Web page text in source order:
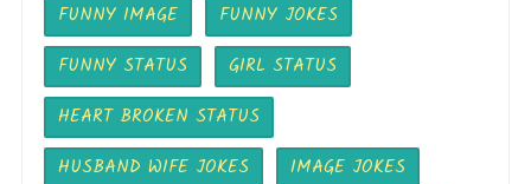
FUNNY IMAGE
FUNNY JOKES
FUNNY STATUS
GIRL STATUS
HEART BROKEN STATUS
HUSBAND WIFE JOKES
IMAGE JOKES